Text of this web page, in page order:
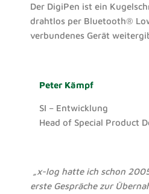
Der DigiPen ist ein
drahtlos per Bluetooth®
verbundenes Gerät
Peter Kämpf
SI – Entwicklung
Head of Special Product
„x-log hatte ich schon
erste Gespräche zur